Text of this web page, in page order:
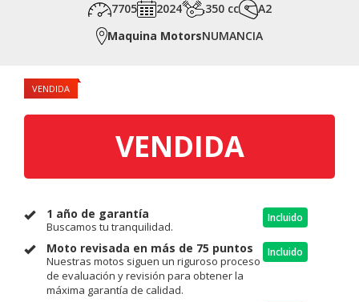
7705 2024 350 cc
A2
Maquina MotorsNUMANCIA
VENDIDA
VENDIDA
1 año de garantía
Buscamos tu tranquilidad.
Incluido
Moto revisada en más de 75 puntos
Nuestras motos siguen un riguroso proceso
de evaluación y revisión para obtener la
máxima garantía de calidad.
Incluido